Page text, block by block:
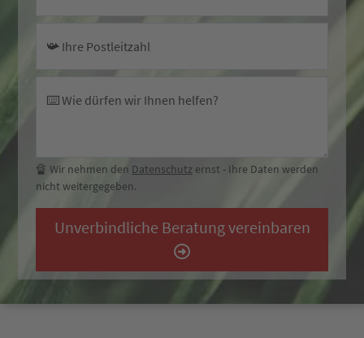
📯 Ihre Postleitzahl
⌨️ Wie dürfen wir Ihnen helfen?
🔏 Wir nehmen den Datenschutz ernst - Ihre Daten werden
nicht weitergegeben.